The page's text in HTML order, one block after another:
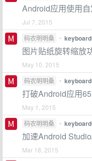
Android应用使用
Jul 7, 2015
码农明明桑
•
图片贴纸旋转缩放
May 10, 2015
码农明明桑
•
打破Android应用
May 1, 2015
码农明明桑
•
加速Android
Mar 18, 2015